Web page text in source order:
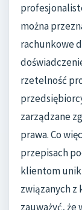
można
rachunkowe
rzetelność
zarządzane
prawa. Co
przepisach
klientom
związanych
zauważyć, że